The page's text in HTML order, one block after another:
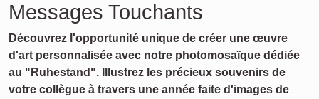
Messages Touchants
Découvrez l'opportunité unique de créer une œuvre
d'art personnalisée avec notre photomosaïque dédiée
au "Ruhestand". Illustrez les précieux souvenirs de
votre collègue à travers une année faite d'images de